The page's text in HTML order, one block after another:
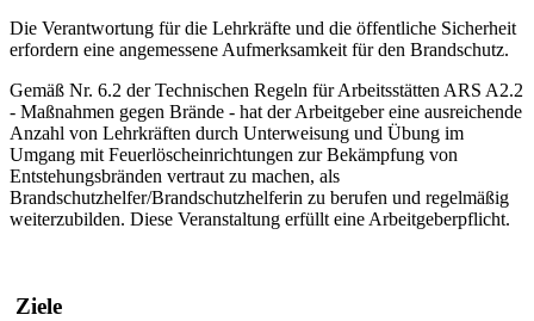
Die Verantwortung für die Lehrkräfte und die öffentliche Sicherheit
erfordern eine angemessene Aufmerksamkeit für den Brandschutz.
Gemäß Nr. 6.2 der Technischen Regeln für Arbeitsstätten ARS A2.2
- Maßnahmen gegen Brände - hat der Arbeitgeber eine ausreichende
Anzahl von Lehrkräften durch Unterweisung und Übung im
Umgang mit Feuerlöscheinrichtungen zur Bekämpfung von
Entstehungsbränden vertraut zu machen, als
Brandschutzhelfer/Brandschutzhelferin zu berufen und regelmäßig
weiterzubilden. Diese Veranstaltung erfüllt eine Arbeitgeberpflicht.
Ziele